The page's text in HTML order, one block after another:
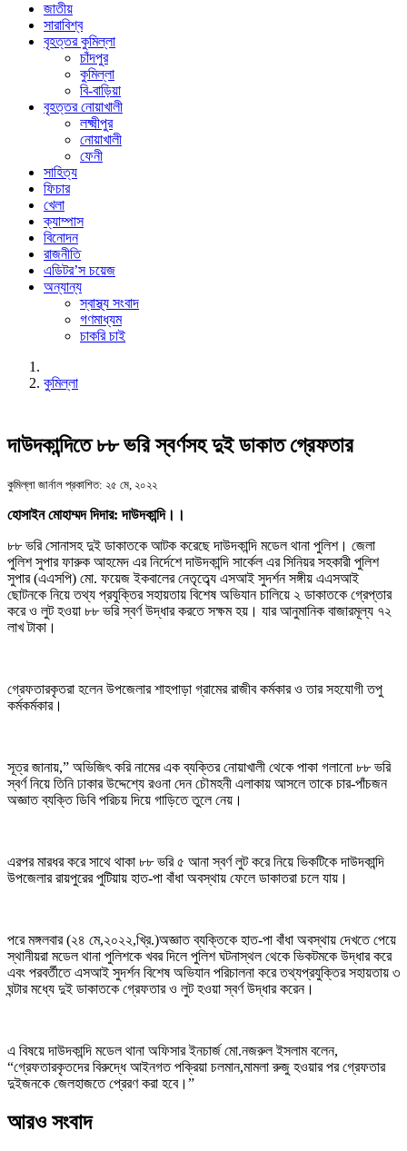
জাতীয়
সারাবিশ্ব
বৃহত্তর কুমিল্লা
চাঁদপুর
কুমিল্লা
বি-বাড়িয়া
বৃহত্তর নোয়াখালী
লক্ষ্মীপুর
নোয়াখালী
ফেনী
সাহিত্য
ফিচার
খেলা
ক্যাম্পাস
বিনোদন
রাজনীতি
এডিটর’স চয়েজ
অন্যান্য
স্বাস্থ্য সংবাদ
গণমাধ্যম
চাকরি চাই
কুমিল্লা
দাউদকান্দিতে ৮৮ ভরি স্বর্ণসহ দুই ডাকাত গ্রেফতার
কুমিল্লা জার্নাল প্রকাশিত: ২৫ মে, ২০২২
হোসাইন মোহাম্মদ দিদার: দাউদকান্দি।।
৮৮ ভরি সোনাসহ দুই ডাকাতকে আটক করেছে দাউদকান্দি মডেল থানা পুলিশ। জেলা
পুলিশ সুপার ফারুক আহমেদ এর নির্দেশে দাউদকান্দি সার্কেল এর সিনিয়র সহকারী পুলিশ
সুপার (এএসপি) মো. ফয়েজ ইকবালের নেতৃত্ব্যে এসআই সুদর্শন সঙ্গীয় এএসআই
ছোটনকে নিয়ে তথ্য প্রযুক্তির সহায়তায় বিশেষ অভিযান চালিয়ে ২ ডাকাতকে গ্রেপ্তার
করে ও লুট হওয়া ৮৮ ভরি স্বর্ণ উদ্ধার করতে সক্ষম হয়। যার আনুমানিক বাজারমূল্য ৭২
লাখ টাকা।
গ্রেফতারকৃতরা হলেন উপজেলার শাহপাড়া গ্রামের রাজীব কর্মকার ও তার সহযোগী তপু
কর্মকর্মকার।
সূত্র জানায়,” অভিজিৎ করি নামের এক ব্যক্তির নোয়াখালী থেকে পাকা গলানো ৮৮ ভরি
স্বর্ণ নিয়ে তিনি ঢাকার উদ্দেশ্যে রওনা দেন চৌমহনী এলাকায় আসলে তাকে চার-পাঁচজন
অজ্ঞাত ব্যক্তি ডিবি পরিচয় দিয়ে গাড়িতে তুলে নেয়।
এরপর মারধর করে সাথে থাকা ৮৮ ভরি ৫ আনা স্বর্ণ লুট করে নিয়ে ভিকটিকে দাউদকান্দি
উপজেলার রায়পুরের পুটিয়ায় হাত-পা বাঁধা অবস্থায় ফেলে ডাকাতরা চলে যায়।
পরে মঙ্গলবার (২৪ মে,২০২২,খ্রি.)অজ্ঞাত ব্যক্তিকে হাত-পা বাঁধা অবস্থায় দেখতে পেয়ে
স্থানীয়রা মডেল থানা পুলিশকে খবর দিলে পুলিশ ঘটনাস্থল থেকে ভিকটমকে উদ্ধার করে
এবং পরবর্তীতে এসআই সুদর্শন বিশেষ অভিযান পরিচালনা করে তথ্যপ্রযুক্তির সহায়তায় ৩
ঘন্টার মধ্যে দুই ডাকাতকে গ্রেফতার ও লুট হওয়া স্বর্ণ উদ্ধার করেন।
এ বিষয়ে দাউদকান্দি মডেল থানা অফিসার ইনচার্জ মো.নজরুল ইসলাম বলেন,
“গ্রেফতারকৃতদের বিরুদ্ধে আইনগত পক্রিয়া চলমান,মামলা রুজু হওয়ার পর গ্রেফতার
দুইজনকে জেলহাজতে প্রেরণ করা হবে।”
আরও সংবাদ